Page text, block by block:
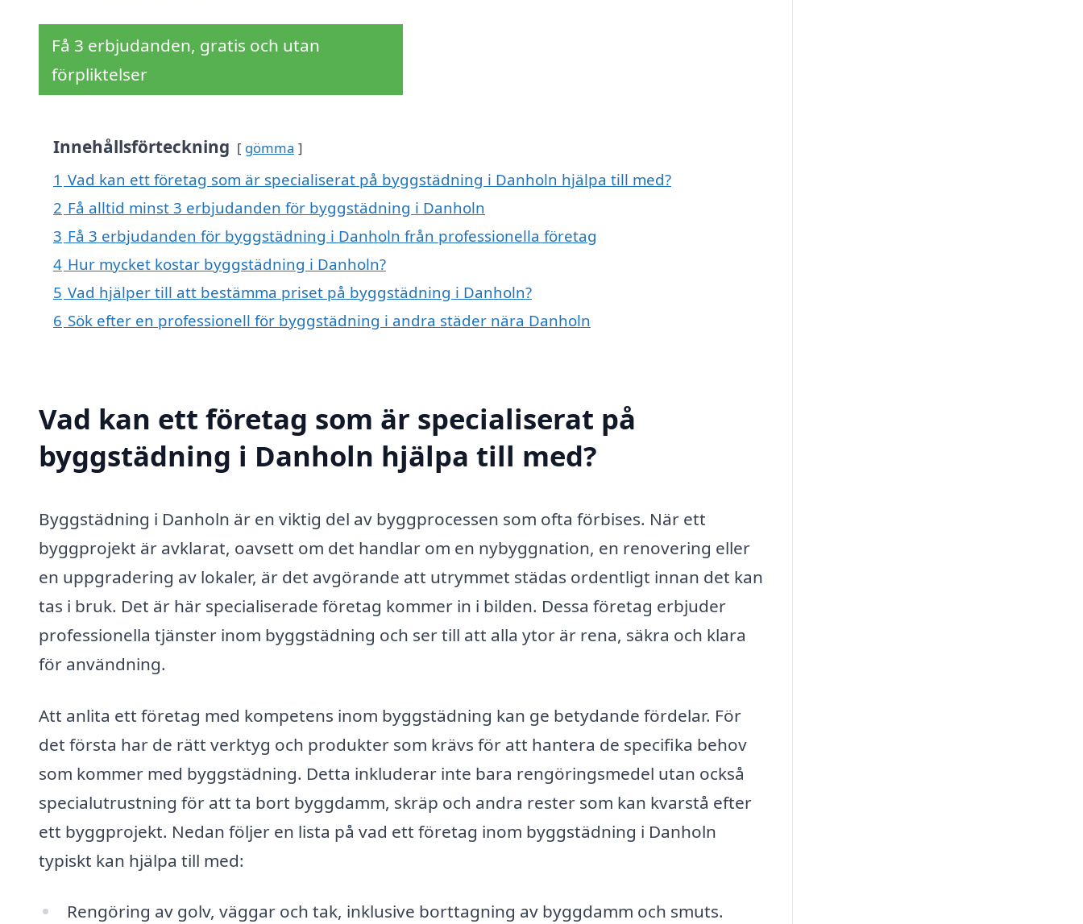
Få 3 erbjudanden, gratis och utan
förpliktelser
Innehållsförteckning gömma
1 Vad kan ett företag som är specialiserat på byggstädning i Danholn hjälpa till med?
2 Få alltid minst 3 erbjudanden för byggstädning i Danholn
3 Få 3 erbjudanden för byggstädning i Danholn från professionella företag
4 Hur mycket kostar byggstädning i Danholn?
5 Vad hjälper till att bestämma priset på byggstädning i Danholn?
6 Sök efter en professionell för byggstädning i andra städer nära Danholn
Vad kan ett företag som är specialiserat på
byggstädning i Danholn hjälpa till med?
Byggstädning i Danholn är en viktig del av byggprocessen som ofta förbises. När ett
byggprojekt är avklarat, oavsett om det handlar om en nybyggnation, en renovering eller
en uppgradering av lokaler, är det avgörande att utrymmet städas ordentligt innan det kan
tas i bruk. Det är här specialiserade företag kommer in i bilden. Dessa företag erbjuder
professionella tjänster inom byggstädning och ser till att alla ytor är rena, säkra och klara
för användning.
Att anlita ett företag med kompetens inom byggstädning kan ge betydande fördelar. För
det första har de rätt verktyg och produkter som krävs för att hantera de specifika behov
som kommer med byggstädning. Detta inkluderar inte bara rengöringsmedel utan också
specialutrustning för att ta bort byggdamm, skräp och andra rester som kan kvarstå efter
ett byggprojekt. Nedan följer en lista på vad ett företag inom byggstädning i Danholn
typiskt kan hjälpa till med:
Rengöring av golv, väggar och tak, inklusive borttagning av byggdamm och smuts.